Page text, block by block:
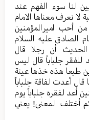
لنا سوء الفهم عند
لا نعرف معناها الامام
أحب اميرالمؤمنين
الصادق عليه السلام
أن رجلا قال
للفقر جلباباً قال ليس
طبعا هذه خذها عينة
قال أعدت لفاقة جلباباً
أعد لفقره جلباباً يوم
كم أختلف المعنى! يعني